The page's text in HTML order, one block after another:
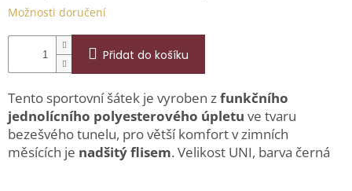
Možnosti doručení
Přidat do košíku
Tento sportovní šátek je vyroben zfunkčního
jednolícního polyesterového úpletu ve tvaru
bezešvého tunelu, pro větší komfort v zimních
měsících je nadšitý flisem. Velikost UNI, barva černá